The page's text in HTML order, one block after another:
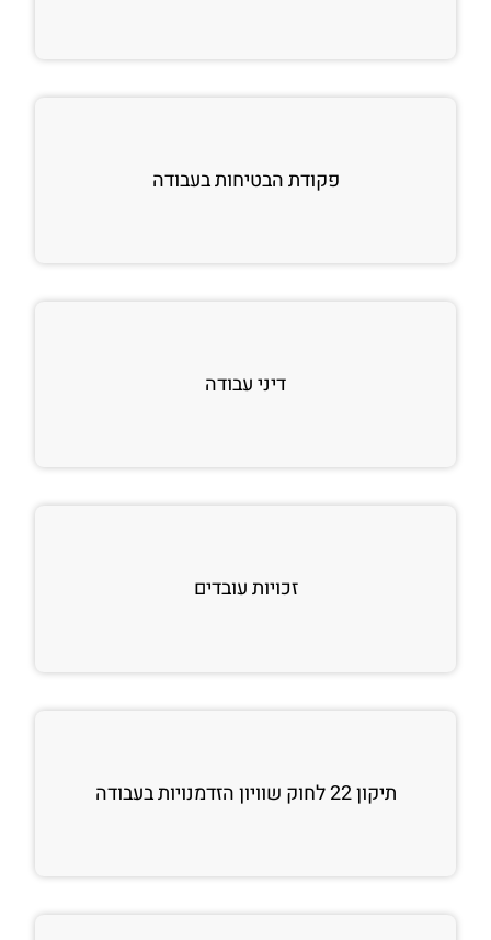
פקודת הבטיחות בעבודה
דיני עבודה
זכויות עובדים
תיקון 22 לחוק שוויון הזדמנויות בעבודה